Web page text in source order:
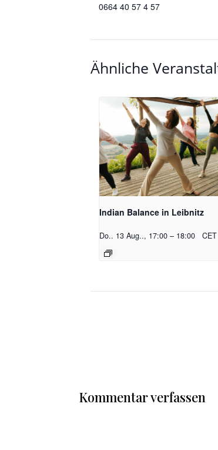
0664 40 57 4 57
Ähnliche
Indian Balance in Leibnitz
Do.. 13 Aug.., 17:00 – 18:00 CET
Kommentar verfassen